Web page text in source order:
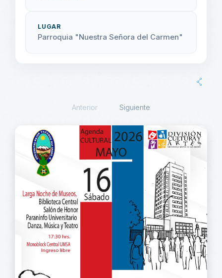
LUGAR
Parroquia "Nuestra Señora del Carmen"
Anterior Siguiente